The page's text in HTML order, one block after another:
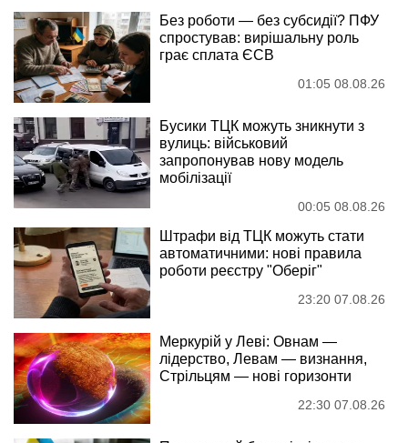
Без роботи — без субсидії? ПФУ
спростував: вирішальну роль
грає сплата ЄСВ
01:05 08.08.26
Бусики ТЦК можуть зникнути з
вулиць: військовий
запропонував нову модель
мобілізації
00:05 08.08.26
Штрафи від ТЦК можуть стати
автоматичними: нові правила
роботи реєстру "Оберіг"
23:20 07.08.26
Меркурій у Леві: Овнам —
лідерство, Левам — визнання,
Стрільцям — нові горизонти
22:30 07.08.26